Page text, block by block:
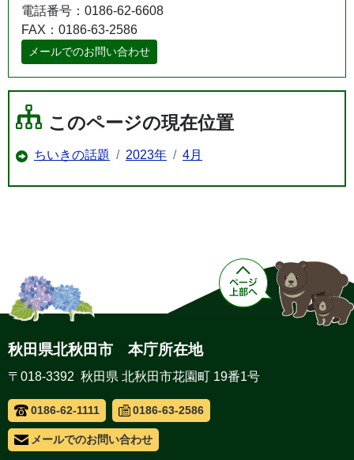
電話番号：0186-62-6608
FAX：0186-63-2586
メールでのお問い合わせ
このページの現在位置
ちいきの話題 2023年 4月
秋田県北秋田市 本庁所在地
〒018-3392 秋田県 北秋田市花園町 19番1号
0186-62-1111 0186-63-2586
メールでのお問い合わせ